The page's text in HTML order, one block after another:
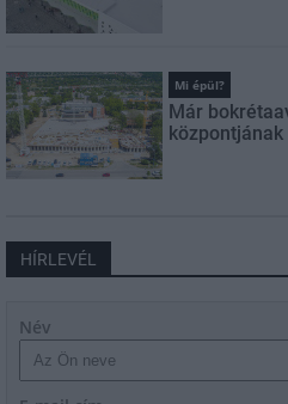
Mi épül?
Már
HÍRLEVÉL
Név